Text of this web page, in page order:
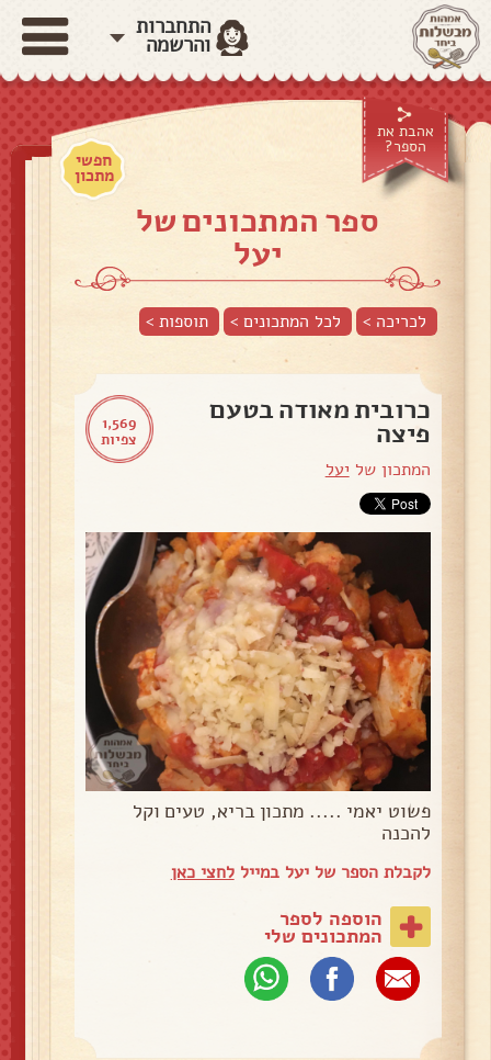
התחברות
והרשמה
אהבת את
הספר?
חפשי
מתכון
ספר המתכונים של
יעל
לכריכה > לכל המתכונים > תוספות>
1,569
צפיות
כרובית מאודה בטעם
פיצה
המתכון של יעל
פשוט יאמי ..... מתכון בריא, טעים וקל
להכנה
לקבלת הספר של יעל במייללחצי כאן
הוספה לספר
המתכונים שלי